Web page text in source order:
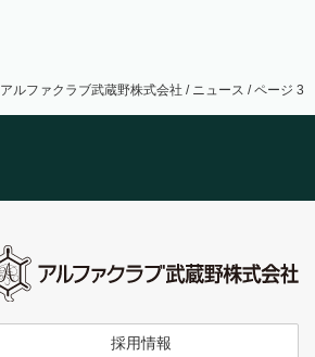
アルファクラブ武蔵野株式会社 / ニュース /ページ 3
採用情報